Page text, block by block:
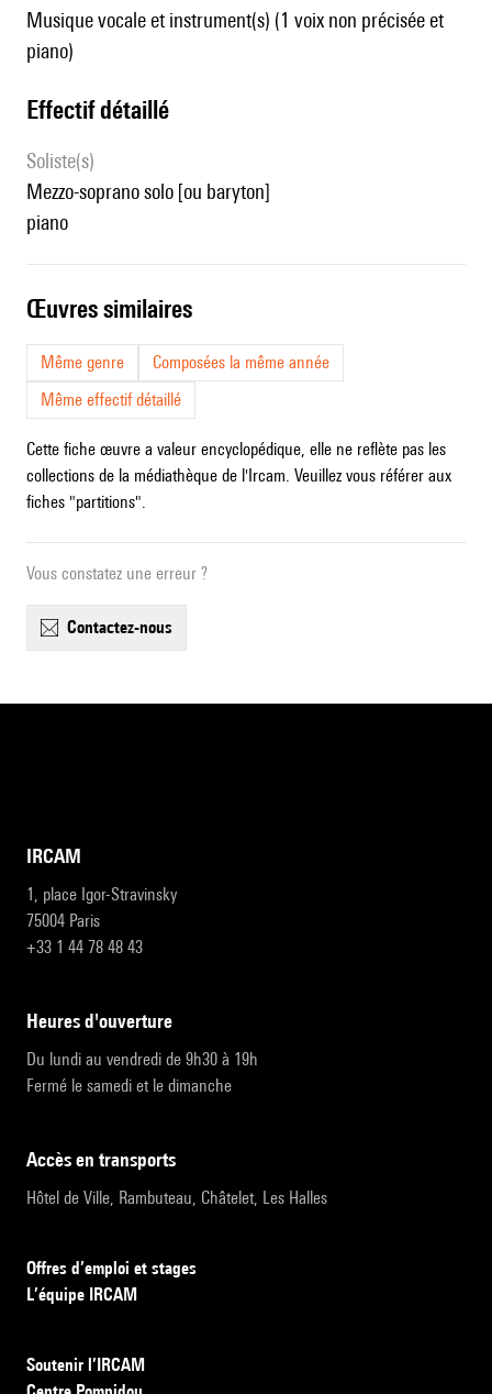
Musique vocale et instrument(s) (1 voix non précisée et
piano)
effectif détaillé
Soliste(s)
mezzo-soprano solo [ou baryton]
piano
œuvres similaires
Même genre
Composées la même année
Même effectif détaillé
Cette fiche œuvre a valeur encyclopédique, elle ne reflète pas les
collections de la médiathèque de l'Ircam. Veuillez vous référer aux
fiches "partitions".
Vous constatez une erreur ?
contactez-nous
IRCAM
1, place Igor-Stravinsky
75004 Paris
+33 1 44 78 48 43
heures d'ouverture
Du lundi au vendredi de 9h30 à 19h
Fermé le samedi et le dimanche
accès en transports
Hôtel de Ville, Rambuteau, Châtelet, Les Halles
Offres d’emploi et stages
L’équipe IRCAM
Soutenir l’IRCAM